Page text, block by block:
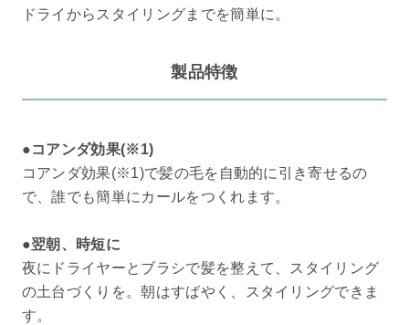
ドライからスタイリングまでを簡単に。
製品特徴
●コアンダ効果(※1)
コアンダ効果(※1)で髪の毛を自動的に引き寄せるの
で、誰でも簡単にカールをつくれます。
●翌朝、時短に
夜にドライヤーとブラシで髪を整えて、スタイリング
の土台づくりを。朝はすばやく、スタイリングできま
す。